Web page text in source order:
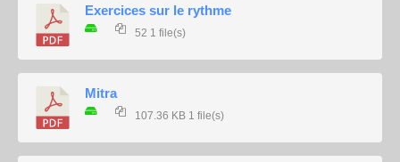
Exercices sur le rythme
52 1 file(s)
Mitra
107.36 KB 1 file(s)